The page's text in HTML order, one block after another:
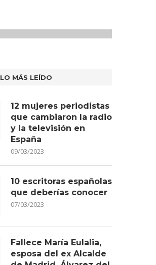
LO MÁS LEÍDO
12 mujeres periodistas
que cambiaron la radio
y la televisión en
España
09/03/2023
10 escritoras españolas
que deberías conocer
07/03/2023
Fallece María Eulalia,
esposa del ex Alcalde